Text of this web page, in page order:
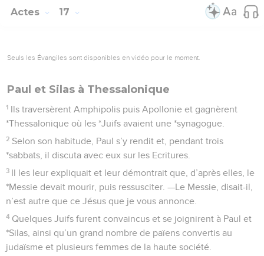
Actes 17
Seuls les Évangiles sont disponibles en vidéo pour le moment.
Paul et Silas à Thessalonique
1 Ils traversèrent Amphipolis puis Apollonie et gagnèrent
*Thessalonique où les *Juifs avaient une *synagogue.
2 Selon son habitude, Paul s’y rendit et, pendant trois
*sabbats, il discuta avec eux sur les Ecritures.
3 Il les leur expliquait et leur démontrait que, d’après elles, le
*Messie devait mourir, puis ressusciter. —Le Messie, disait-il,
n’est autre que ce Jésus que je vous annonce.
4 Quelques Juifs furent convaincus et se joignirent à Paul et
*Silas, ainsi qu’un grand nombre de païens convertis au
judaïsme et plusieurs femmes de la haute société.